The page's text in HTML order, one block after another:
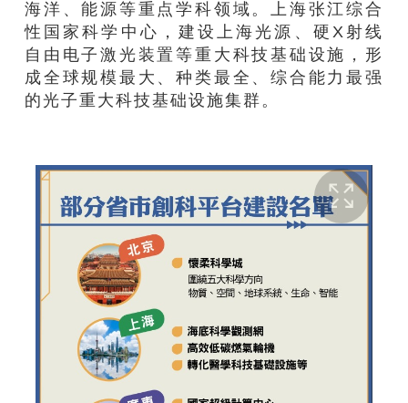
海洋、能源等重点学科领域。上海张江综合
性国家科学中心，建设上海光源、硬X射线
自由电子激光装置等重大科技基础设施，形
成全球规模最大、种类最全、综合能力最强
的光子重大科技基础设施集群。